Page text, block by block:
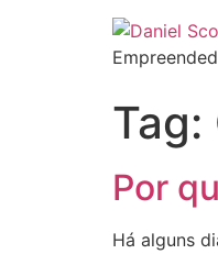
Tag:
Por
Há alguns